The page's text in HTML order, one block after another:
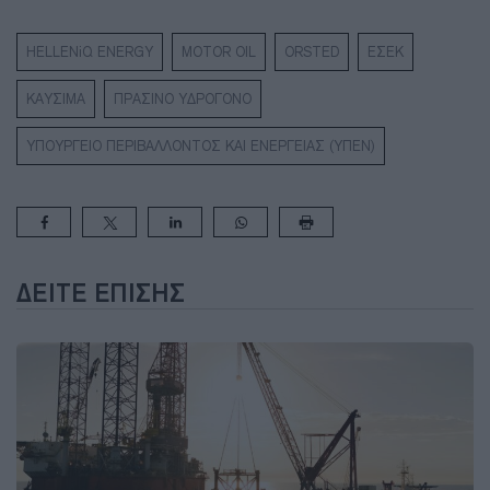
HELLENiQ ENERGY MOTOR OIL ORSTED ΕΣΕΚ
ΚΑΥΣΙΜΑ ΠΡΑΣΙΝΟ ΥΔΡΟΓΟΝΟ
ΥΠΟΥΡΓΕΙΟ ΠΕΡΙΒΑΛΛΟΝΤΟΣ ΚΑΙ ΕΝΕΡΓΕΙΑΣ (ΥΠΕΝ)
ΔΕΊΤΕ ΕΠΊΣΗΣ